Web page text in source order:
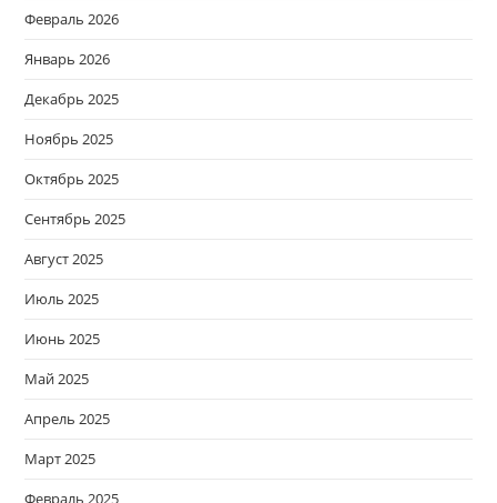
Февраль 2026
Январь 2026
Декабрь 2025
Ноябрь 2025
Октябрь 2025
Сентябрь 2025
Август 2025
Июль 2025
Июнь 2025
Май 2025
Апрель 2025
Март 2025
Февраль 2025